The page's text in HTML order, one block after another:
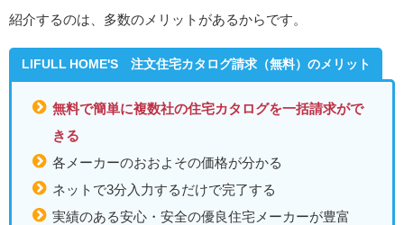
紹介するのは、多数のメリットがあるからです。
LIFULL HOME'S 注文住宅カタログ請求（無料）のメリット
無料で簡単に複数社の住宅カタログを一括請求がで
きる
各メーカーのおおよその価格が分かる
ネットで3分入力するだけで完了する
実績のある安心・安全の優良住宅メーカーが豊富